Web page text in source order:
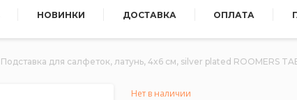
НОВИНКИ ДОСТАВКА ОПЛАТА
Подставка для салфеток, латунь, 4x6 см, silver plated ROOMERS
Нет в наличии